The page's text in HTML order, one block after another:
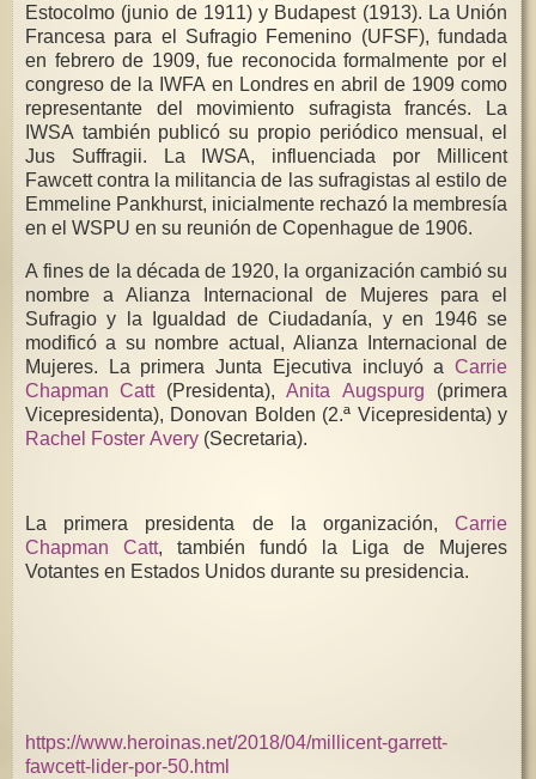
Estocolmo (junio de 1911) y Budapest (1913). La Unión
Francesa para el Sufragio Femenino (UFSF), fundada
en febrero de 1909, fue reconocida formalmente por el
congreso de la IWFA en Londres en abril de 1909 como
representante del movimiento sufragista francés. La
IWSA también publicó su propio periódico mensual, el
Jus Suffragii. La IWSA, influenciada por Millicent
Fawcett contra la militancia de las sufragistas al estilo de
Emmeline Pankhurst, inicialmente rechazó la membresía
en el WSPU en su reunión de Copenhague de 1906.
A fines de la década de 1920, la organización cambió su
nombre a Alianza Internacional de Mujeres para el
Sufragio y la Igualdad de Ciudadanía, y en 1946 se
modificó a su nombre actual, Alianza Internacional de
Mujeres. La primera Junta Ejecutiva incluyó a Carrie
Chapman Catt(Presidenta), Anita Augspurg (primera
Vicepresidenta), Donovan Bolden (2.ª Vicepresidenta) y
Rachel Foster Avery (Secretaria).
La primera presidenta de la organización, Carrie
Chapman Catt, también fundó la Liga de Mujeres
Votantes en Estados Unidos durante su presidencia.
https://www.heroinas.net/2018/04/millicent-garrett-
fawcett-lider-por-50.html